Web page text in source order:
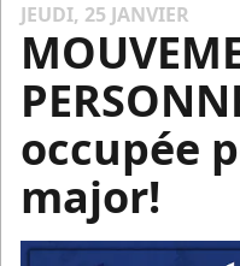
JEUDI, 25 JANVIER
occupée
major!